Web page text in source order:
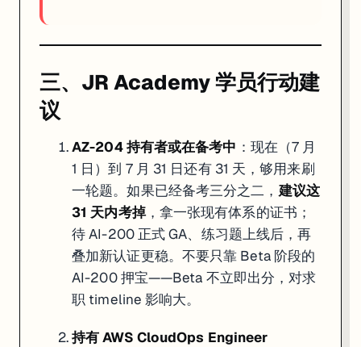
三、JR Academy 学员行动建
议
AZ-204 持有者或在备考中 ：现在（7 月
1 日）到 7 月 31 日还有 31 天，够用来刷
一轮题。如果已经备考三分之二， 建议这
31 天内考掉，拿一张现有体系的证书；
待 AI-200 正式 GA、练习题上线后，再
叠加新认证更稳。不要只靠 Beta 阶段的
AI-200 押宝——Beta 不立即出分，对求
职 timeline 影响大。
持有 AWS CloudOps Engineer